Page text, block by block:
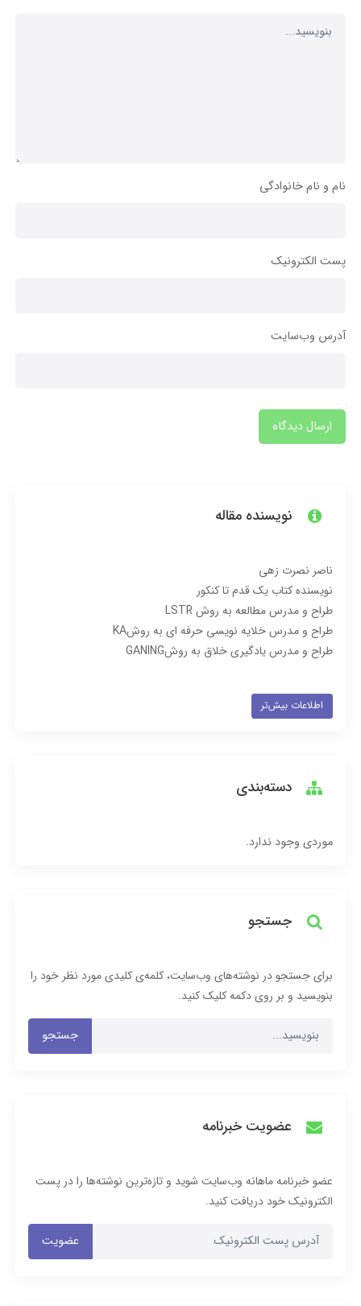
نام و نام خانوادگی
پست الکترونیک
آدرس وب‌سایت
ارسال دیدگاه
نویسنده مقاله
ناصر نصرت زهی
نویسنده کتاب یک قدم تا کنکور
طراح و مدرس مطالعه به روش LSTR
طراح و مدرس خلایه نویسی حرفه ای به روشKA
طراح و مدرس یادگیری خلاق به روشGANING
اطلاعات بیش‌تر
دسته‌بندی
موردی وجود ندارد.
جستجو
برای جستجو در نوشته‌های وب‌سایت، کلمه‌ی کلیدی مورد نظر خود را
بنویسید و بر روی دکمه کلیک کنید.
جستجو
عضویت خبرنامه
عضو خبرنامه ماهانه وب‌سایت شوید و تازه‌ترین نوشته‌ها را در پست
الکترونیک خود دریافت کنید.
عضویت